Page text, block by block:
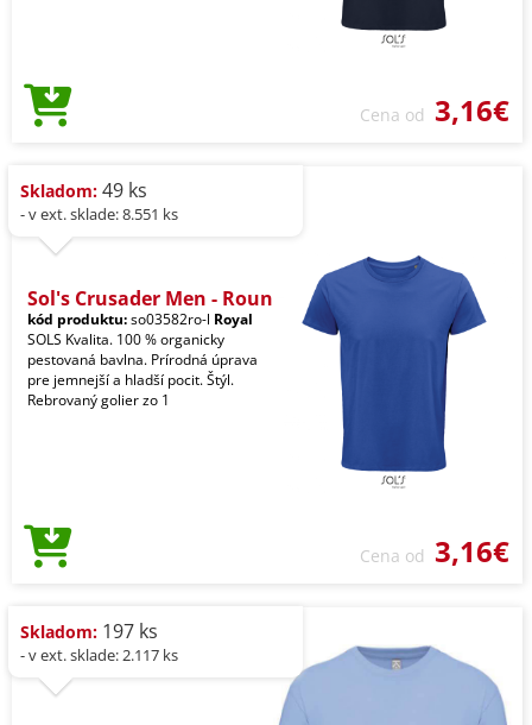
Cena od 3,16€
Skladom: 49 ks
- v ext. sklade: 8.551 ks
Sol's Crusader Men - Roun
kód produktu:so03582ro-l Royal
SOLS Kvalita. 100 % organicky
pestovaná bavlna. Prírodná úprava
pre jemnejší a hladší pocit. Štýl.
Rebrovaný golier zo 1
Cena od 3,16€
Skladom: 197 ks
- v ext. sklade: 2.117 ks